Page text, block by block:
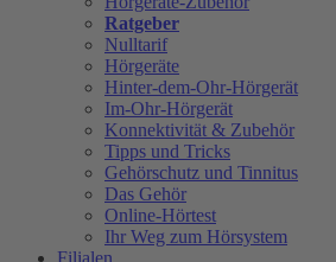
Ratgeber
Nulltarif
Hörgeräte
Hinter-dem-Ohr-Hörgerät
Im-Ohr-Hörgerät
Konnektivität & Zubehör
Tipps und Tricks
Gehörschutz und Tinnitus
Das Gehör
Online-Hörtest
Ihr Weg zum Hörsystem
Filialen